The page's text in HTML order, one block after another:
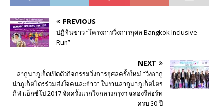
PREVIOUS
ปฎิทินข่าว “โครงการวิ่งการกุศล Bangkok Inclusive
Run”
NEXT
ลากูน่าภูเก็ตเปิดตัวกิจกรรมวิ่งการกุศลครั้งใหม่ “วิ่งลากู
น่าภูเก็ตไตรร่วมส่งใจคนละก้าว” ในงานลากูน่าภูเก็ตไตร
กีฬาเอ็กซ์โป 2017 จัดครั้งแรกใจกลางกรุงฯ ฉลองรีสอร์ท
ครบ 30 ปี